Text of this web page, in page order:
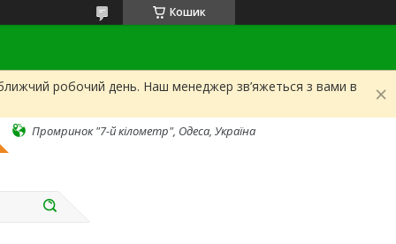
Кошик
робочий день. Наш менеджер зв’яжеться з вами в
Промринок "7-й кілометр", Одеса, Україна